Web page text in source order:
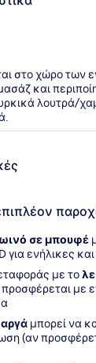
στο χώρο των
και
λουτρά/
σε μπουφέ
για ενήλικες και
με το
προσφέρεται με
μπορεί να
(αν